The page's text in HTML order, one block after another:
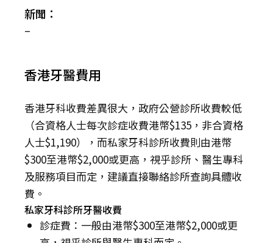
新聞：
–
香港牙醫費用
香港牙科收費差異很大，政府公營診所收費較低
（合資格人士每次診症收費港幣$135，非合資格
人士$1,190），而私家牙科診所收費則由港幣
$300至港幣$2,000或更高，視乎診所、醫生專科
及服務項目而定，建議直接聯絡診所查詢具體收
費。
私家牙科診所牙醫收費
診症費：一般由港幣$300至港幣$2,000或更